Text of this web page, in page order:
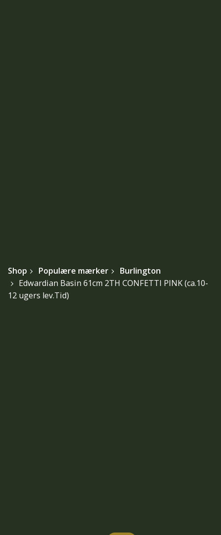
Shop Populære mærker
Burlington
Edwardian Basin 61cm 2TH CONFETTI PINK (ca.10-
12 ugers lev.Tid)